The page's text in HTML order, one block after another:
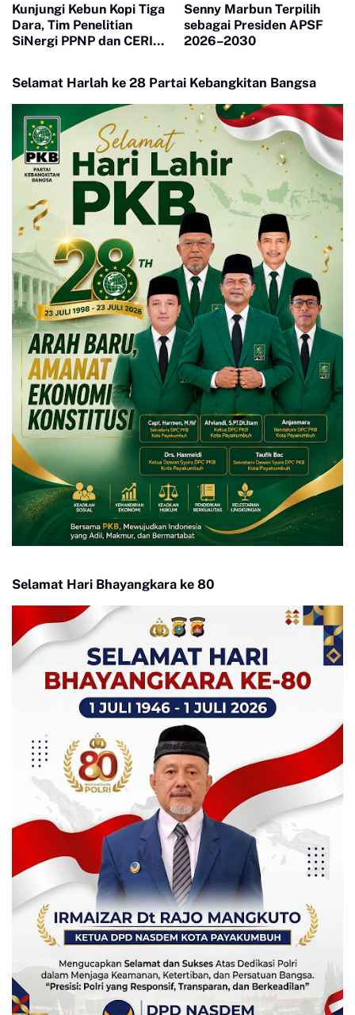
Kunjungi Kebun Kopi Tiga
Dara, Tim Penelitian
SiNergi PPNP dan CERI
Indonesia
Senny Marbun Terpilih
sebagai Presiden APSF
2026–2030
Selamat Harlah ke 28 Partai Kebangkitan Bangsa
Selamat Hari Bhayangkara ke 80